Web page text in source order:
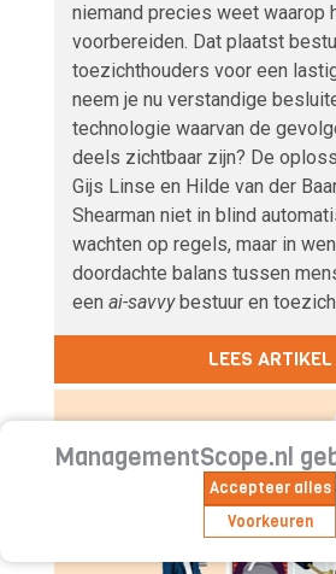
niemand precies weet waarop
voorbereiden. Dat plaatst
toezichthouders voor een
neem je nu verstandige
technologie waarvan de
deels zichtbaar zijn? De
Gijs Linse en Hilde van der
Shearman niet in blind
wachten op regels, maar in
doordachte balans tussen
een ai-savvy bestuur en
LEES ARTIKEL
ManagementScope.nl
Accepteer alles
Voorkeuren